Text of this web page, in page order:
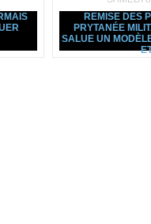
REMISE DES
PRYTANÉE
SALUE UN